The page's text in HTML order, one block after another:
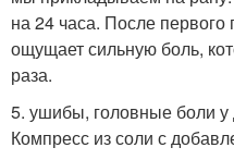
на 24 часа. После
ощущает сильную боль,
раза.
5. ушибы, головные боли у
Компресс из соли с